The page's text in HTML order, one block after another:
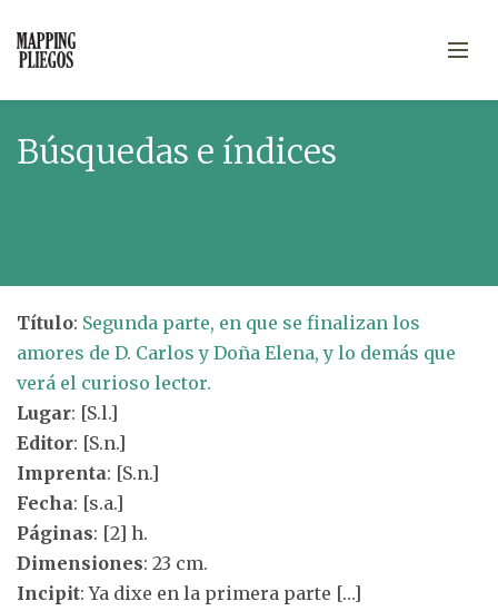
Búsquedas e índices
Título: Segunda parte, en que se finalizan los
amores de D. Carlos y Doña Elena, y lo demás que
verá el curioso lector.
Lugar: [S.l.]
Editor: [S.n.]
Imprenta: [S.n.]
Fecha: [s.a.]
Páginas: [2] h.
Dimensiones: 23 cm.
Incipit: Ya dixe en la primera parte […]